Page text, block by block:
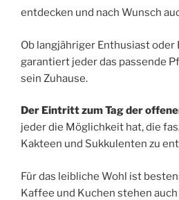
entdecken und nach Wunsch a
Ob langjähriger Enthusiastoder
garantiert jeder das passende
sein Zuhause.
Der Eintritt zum Tag der
jeder die Möglichkeit hat, die
Kakteen und Sukkulenten zu
Für das leibliche Wohl ist best
Kaffee und Kuchen stehen auch